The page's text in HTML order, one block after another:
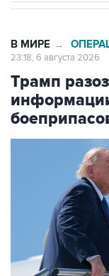
В МИРЕ →
23:18, 6 августа 2026
Трамп